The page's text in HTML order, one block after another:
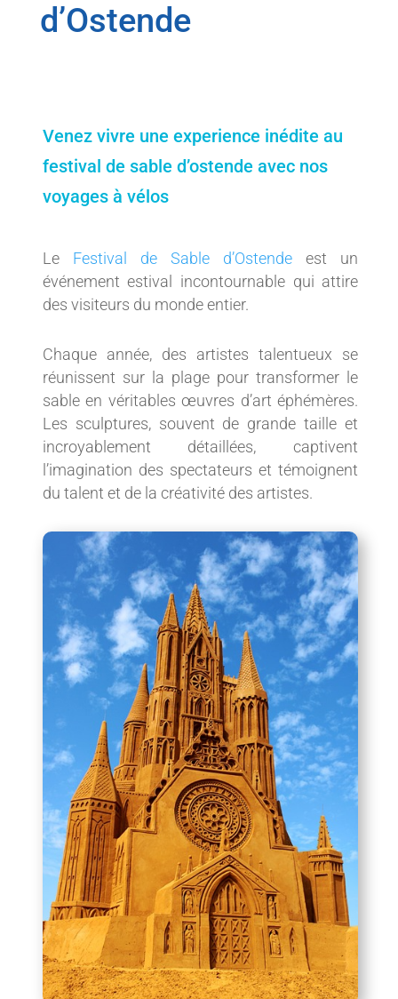
d’Ostende
Venez vivre une experience inédite au
festival de sable d’ostende avec nos
voyages à vélos
Le Festival de Sable d’Ostende est un
événement estival incontournable qui attire
des visiteurs du monde entier.
Chaque année, des artistes talentueux se
réunissent sur la plage pour transformer le
sable en véritables œuvres d’art éphémères.
Les sculptures, souvent de grande taille et
incroyablement détaillées, captivent
l’imagination des spectateurs et témoignent
du talent et de la créativité des artistes.